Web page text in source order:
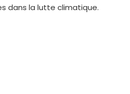
dans la lutte climatique.